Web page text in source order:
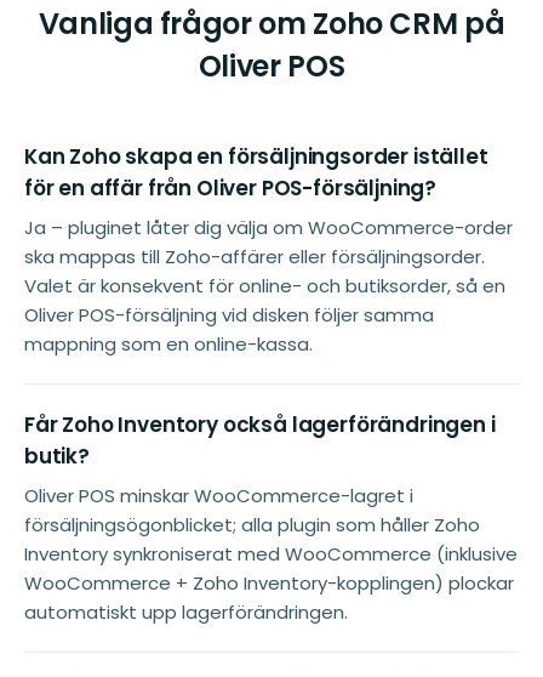
Vanliga frågor om Zoho CRM på
Oliver POS
Kan Zoho skapa en försäljningsorder istället
för en affär från Oliver POS-försäljning?
Ja – pluginet låter dig välja om WooCommerce-order
ska mappas till Zoho-affärer eller försäljningsorder.
Valet är konsekvent för online- och butiksorder, så en
Oliver POS-försäljning vid disken följer samma
mappning som en online-kassa.
Får Zoho Inventory också lagerförändringen i
butik?
Oliver POS minskar WooCommerce-lagret i
försäljningsögonblicket; alla plugin som håller Zoho
Inventory synkroniserat med WooCommerce (inklusive
WooCommerce + Zoho Inventory-kopplingen) plockar
automatiskt upp lagerförändringen.